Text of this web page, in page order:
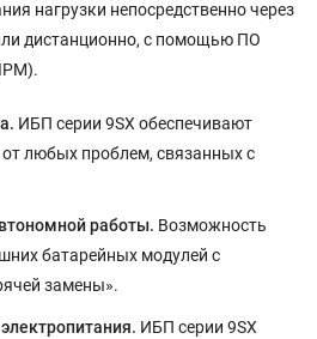
нагрузки непосредственно через
дистанционно, с помощью ПО
ИБП серии 9SX обеспечивают
любых проблем, связанных с
работы. Возможность
батарейных модулей с
замены».
ИБП серии 9SX